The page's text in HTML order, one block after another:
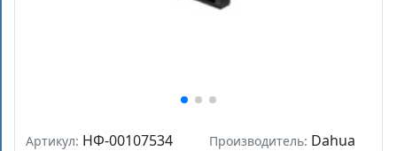
Артикул: НФ-00107534 Производитель: Dahua